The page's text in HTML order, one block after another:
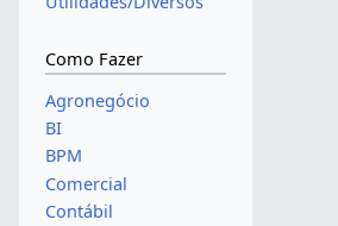
Como Fazer
Agronegócio
BI
BPM
Comercial
Contábil